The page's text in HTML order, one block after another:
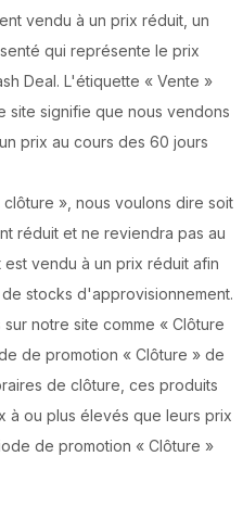
vendu à un prix réduit, un
qui représente le prix
Deal. L'étiquette « Vente »
site signifie que nous vendons
prix au cours des 60 jours
», nous voulons dire soit
réduit et ne reviendra pas au
vendu à un prix réduit afin
stocks d'approvisionnement.
notre site comme « Clôture
de promotion « Clôture » de
de clôture, ces produits
à ou plus élevés que leurs prix
de promotion « Clôture »